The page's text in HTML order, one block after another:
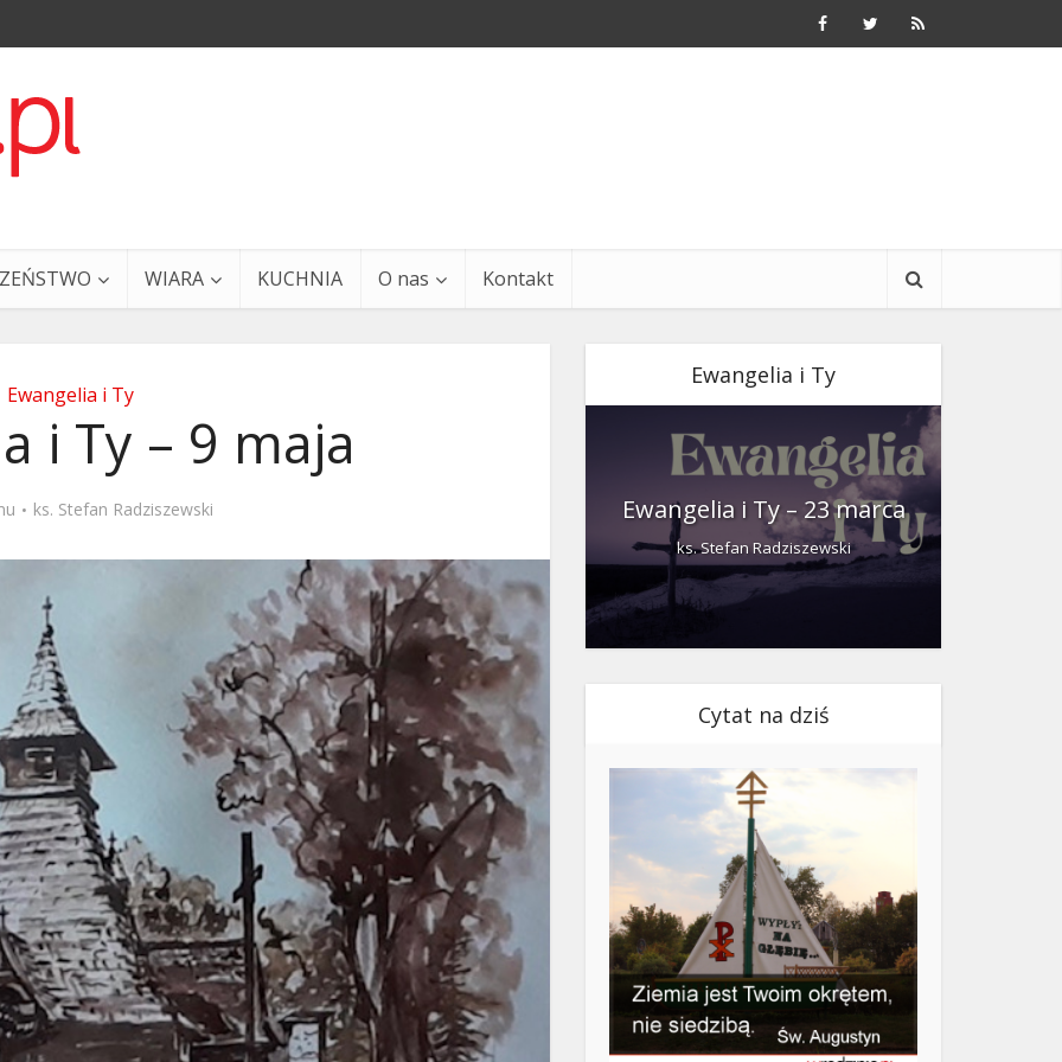
WIARA KUCHNIA O nas Kontakt
Ewangelia i Ty
i Ty – 9 maja
ks. Stefan Radziszewski
Ewangelia i Ty
i Ty – 29 grudnia Ewangelia i Ty – 23 marca
ks. Stefan Radziszewski
Cytat na dziś